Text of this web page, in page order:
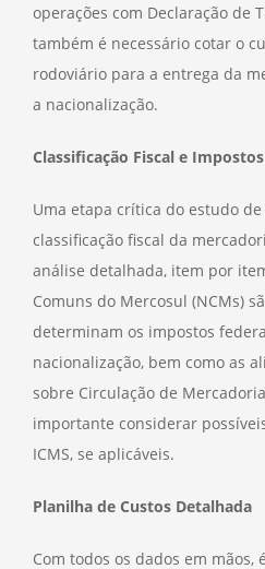
operações com Declaração de
também é necessário cotar o
rodoviário para a entrega da
a nacionalização.
Classificação Fiscal e Impostos
Uma etapa crítica do estudo
classificação fiscal da
análise detalhada, item por
Comuns do Mercosul (NCMs)
determinam os impostos
nacionalização, bem como as
sobre Circulação de
importante considerar
ICMS, se aplicáveis.
Planilha de Custos Detalhada
Com todos os dados em mãos,